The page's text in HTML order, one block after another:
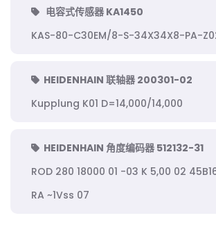
电容式传感器 KA1450
KAS-80-C30EM/8-S-34X34X8-PA-
HEIDENHAIN 联轴器 200301-02
Kupplung K01 D=14,000/14,000
HEIDENHAIN 角度编码器 512132-31
ROD 280 18000 01 -03 K 5,00 02
RA ~1Vss 07